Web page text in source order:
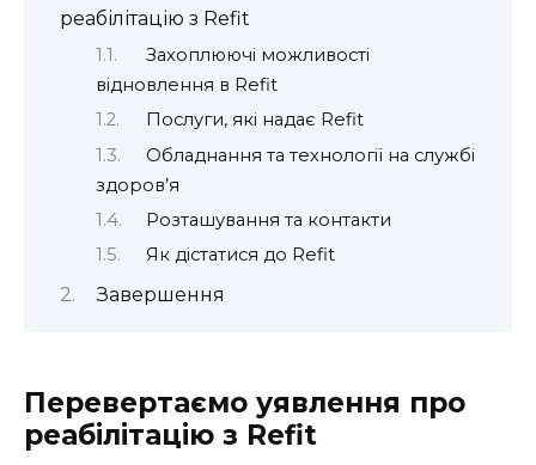
реабілітацію з Refit
Захоплюючі можливості
відновлення в Refit
Послуги, які надає Refit
Обладнання та технології на службі
здоров’я
Розташування та контакти
Як дістатися до Refit
Завершення
Перевертаємо уявлення про
реабілітацію з Refit